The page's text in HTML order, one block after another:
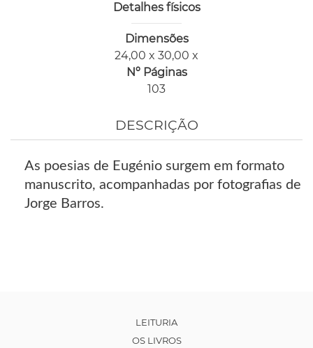
Detalhes físicos
Dimensões
24,00 x 30,00 x
Nº Páginas
103
DESCRIÇÃO
As poesias de Eugénio surgem em formato
manuscrito, acompanhadas por fotografias de
Jorge Barros.
LEITURIA
OS LIVROS